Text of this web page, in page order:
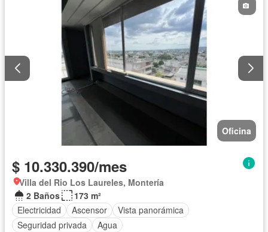
Oficina
$ 10.330.390/mes
Villa del Rio Los Laureles, Montería
2 Baños
173 m²
Electricidad
Ascensor
Vista panorámica
Seguridad privada
Agua